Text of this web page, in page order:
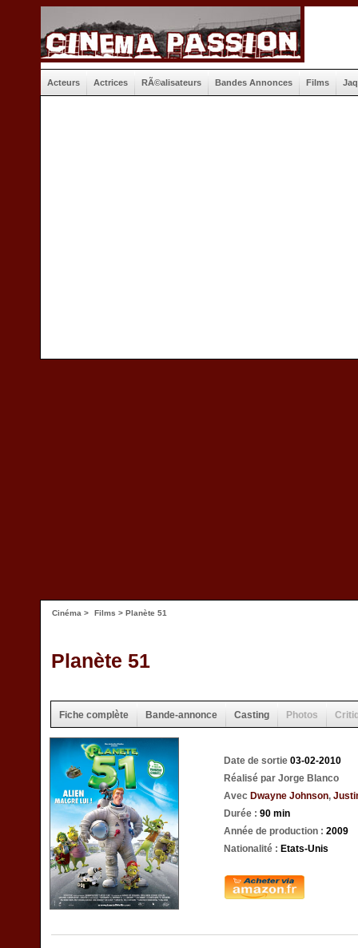
Acteurs Actrices RÃ©alisateurs Bandes Annonces Films
Cinéma > Films > Planète 51
Planète 51
Fiche complète Bande-annonce Casting Photos
Date de sortie 03-02-2010
Réalisé par Jorge Blanco
Avec Dwayne Johnson,
Durée : 90 min
Année de production : 2009
Nationalité : Etats-Unis